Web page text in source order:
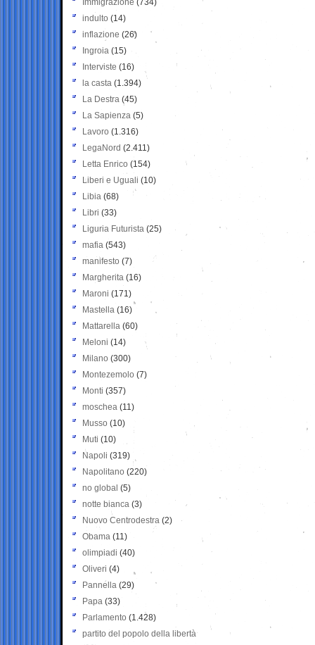
Immigrazione (734)
indulto (14)
inflazione (26)
Ingroia (15)
Interviste (16)
la casta (1.394)
La Destra (45)
La Sapienza (5)
Lavoro (1.316)
LegaNord (2.411)
Letta Enrico (154)
Liberi e Uguali (10)
Libia (68)
Libri (33)
Liguria Futurista (25)
mafia (543)
manifesto (7)
Margherita (16)
Maroni (171)
Mastella (16)
Mattarella (60)
Meloni (14)
Milano (300)
Montezemolo (7)
Monti (357)
moschea (11)
Musso (10)
Muti (10)
Napoli (319)
Napolitano (220)
no global (5)
notte bianca (3)
Nuovo Centrodestra (2)
Obama (11)
olimpiadi (40)
Oliveri (4)
Pannella (29)
Papa (33)
Parlamento (1.428)
partito del popolo della libertà